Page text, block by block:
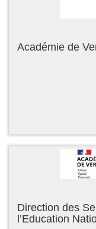
Académie de
Direction des
l’Education